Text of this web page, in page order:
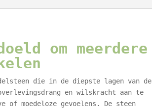
om meerdere
die in de diepste lagen van de
en wilskracht aan te
of moedeloze gevoelens. De steen